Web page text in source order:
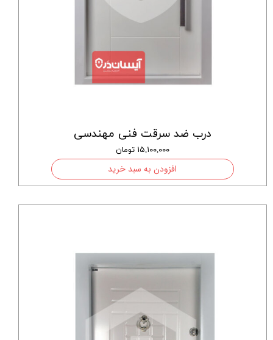
درب ضد سرقت فنی مهندسی
۱۵,۱۰۰,۰۰۰ تومان
افزودن به سبد خرید